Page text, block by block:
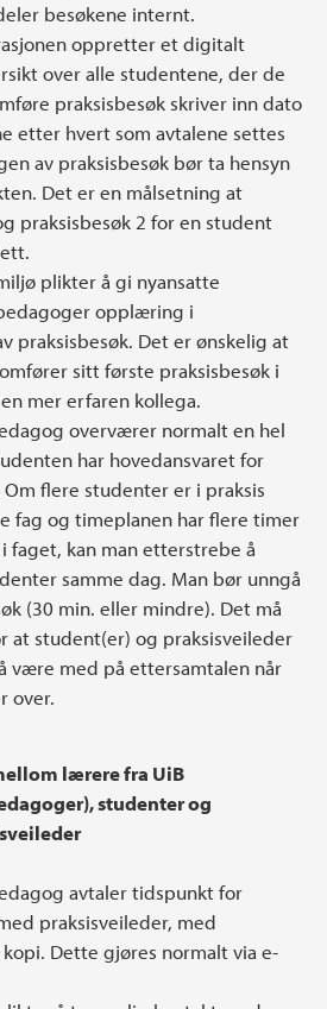
besøkene internt.
oppretter et digitalt
over alle studentene, der de
praksisbesøk skriver inn dato
etter hvert som avtalene settes
av praksisbesøk bør ta hensyn
Det er en målsetning at
praksisbesøk 2 for en student
plikter å gi nyansatte
opplæring i
praksisbesøk. Det er ønskelig at
sitt første praksisbesøk i
mer erfaren kollega.
overværer normalt en hel
har hovedansvaret for
flere studenter er i praksis
fag og timeplanen har flere timer
faget, kan man etterstrebe å
samme dag. Man bør unngå
(30 min. eller mindre). Det må
at student(er) og praksisveileder
være med på ettersamtalen når
over.
lærere fra UiB
studenter og
avtaler tidspunkt for
praksisveileder, med
Dette gjøres normalt via e-